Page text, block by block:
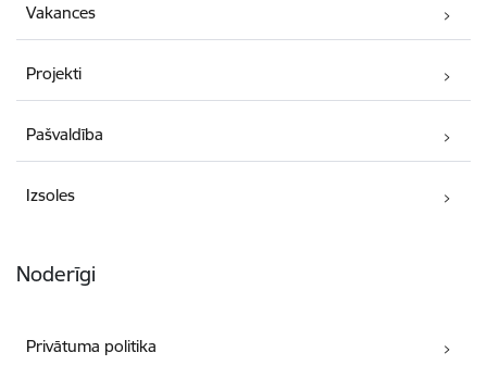
Vakances
Projekti
Pašvaldība
Izsoles
Noderīgi
Privātuma politika